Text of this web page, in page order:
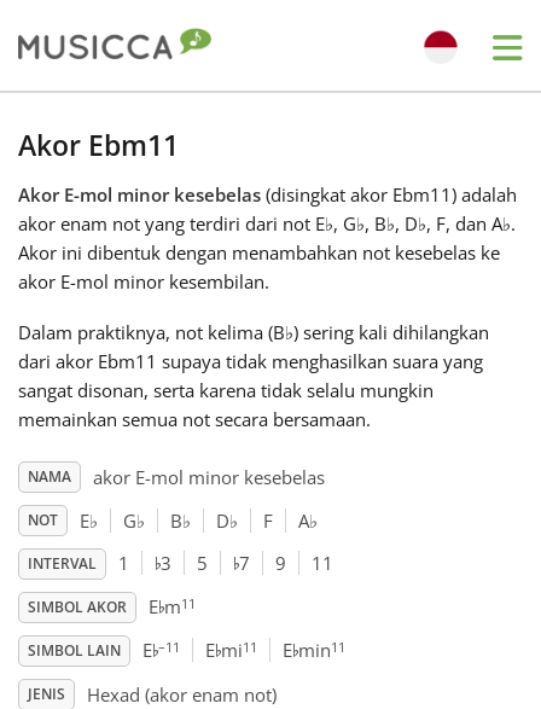
Български
Dansk
Deutsch
Español
Français
한국어
Akor Ebm11
Akor E-mol minor kesebelas (disingkat akor Ebm11) adalah
akor enam not yang terdiri dari not E♭, G♭, B♭, D♭, F, dan A♭.
Akor ini dibentuk dengan menambahkan not kesebelas ke
akor E-mol minor kesembilan.
Dalam praktiknya, not kelima (B♭) sering kali dihilangkan
dari akor Ebm11 supaya tidak menghasilkan suara yang
sangat disonan, serta karena tidak selalu mungkin
memainkan semua not secara bersamaan.
NAMA akor E-mol minor kesebelas
NOT E♭ G♭ B♭ D♭ F A♭
INTERVAL 1 ♭3 5 ♭7 9 11
SIMBOL AKOR E♭m11
SIMBOL LAIN E♭–11 E♭mi11 E♭min11
JENIS Hexad (akor enam not)